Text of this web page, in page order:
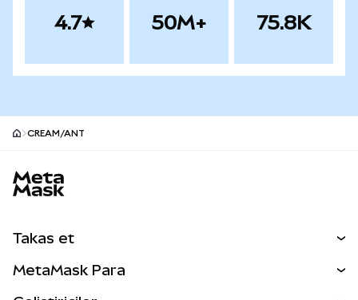
4.7 50M+ 75.8K
CREAM/ANT
Takas et
MetaMask Para